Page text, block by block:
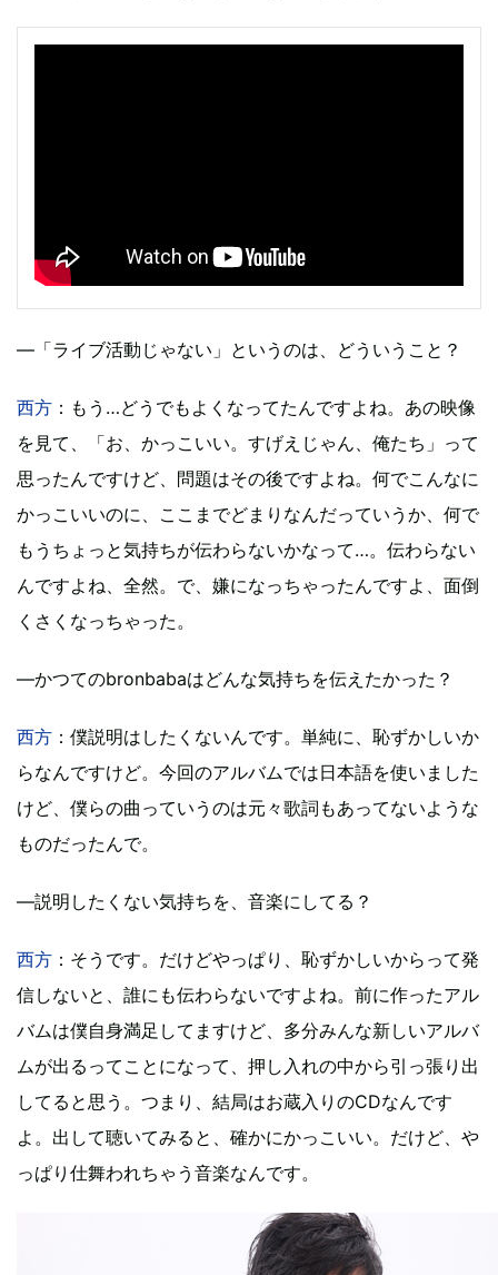
―「ライブ活動じゃない」というのは、どういうこと？
西方 ：もう…どうでもよくなってたんですよね。あの映像
を見て、「お、かっこいい。すげえじゃん、俺たち」って
思ったんですけど、問題はその後ですよね。何でこんなに
かっこいいのに、ここまでどまりなんだっていうか、何で
もうちょっと気持ちが伝わらないかなって…。伝わらない
んですよね、全然。で、嫌になっちゃったんですよ、面倒
くさくなっちゃった。
―かつてのbronbabaはどんな気持ちを伝えたかった？
西方 ：僕説明はしたくないんです。単純に、恥ずかしいか
らなんですけど。今回のアルバムでは日本語を使いました
けど、僕らの曲っていうのは元々歌詞もあってないような
ものだったんで。
―説明したくない気持ちを、音楽にしてる？
西方 ：そうです。だけどやっぱり、恥ずかしいからって発
信しないと、誰にも伝わらないですよね。前に作ったアル
バムは僕自身満足してますけど、多分みんな新しいアルバ
ムが出るってことになって、押し入れの中から引っ張り出
してると思う。つまり、結局はお蔵入りのCDなんです
よ。出して聴いてみると、確かにかっこいい。だけど、や
っぱり仕舞われちゃう音楽なんです。